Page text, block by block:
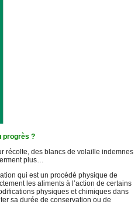
progrès ?
récolte, des blancs de volaille indemnes
plus…
qui est un procédé physique de
les aliments à l’action de certains
physiques et chimiques dans
sa durée de conservation ou de